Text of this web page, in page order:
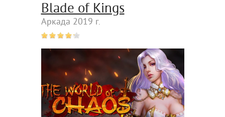
Blade of Kings
Аркада 2019 г.